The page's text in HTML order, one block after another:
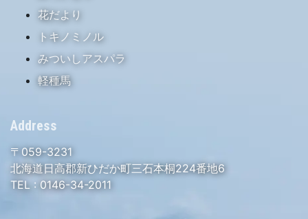
花だより
トキノミノル
みついしアスパラ
軽種馬
Address
〒059-3231
北海道日高郡新ひだか町三石本桐224番地6
TEL : 0146-34-2011